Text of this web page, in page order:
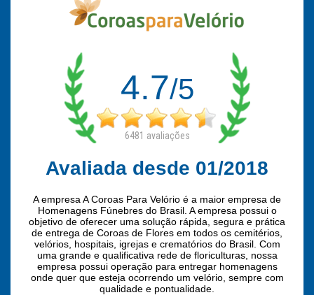
4.7/5
6481 avaliações
Avaliada desde 01/2018
A empresa A Coroas Para Velório é a maior empresa de
Homenagens Fúnebres do Brasil. A empresa possui o
objetivo de oferecer uma solução rápida, segura e prática
de entrega de Coroas de Flores em todos os cemitérios,
velórios, hospitais, igrejas e crematórios do Brasil. Com
uma grande e qualificativa rede de floriculturas, nossa
empresa possui operação para entregar homenagens
onde quer que esteja ocorrendo um velório, sempre com
qualidade e pontualidade.